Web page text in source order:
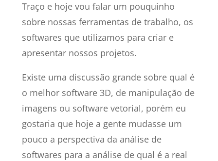
Traço e hoje vou falar um pouquinho
sobre nossas ferramentas de trabalho, os
softwares que utilizamos para criar e
apresentar nossos projetos.
Existe uma discussão grande sobre qual é
o melhor software 3D, de manipulação de
imagens ou software vetorial, porém eu
gostaria que hoje a gente mudasse um
pouco a perspectiva da análise de
softwares para a análise de qual é a real